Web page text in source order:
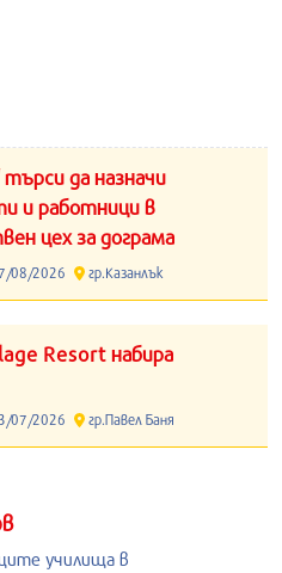
търси да назначи
и работници в
цех за дограма
08/2026 гр.Казанлък
Resort набира
07/2026 гр.Павел Баня
училища в